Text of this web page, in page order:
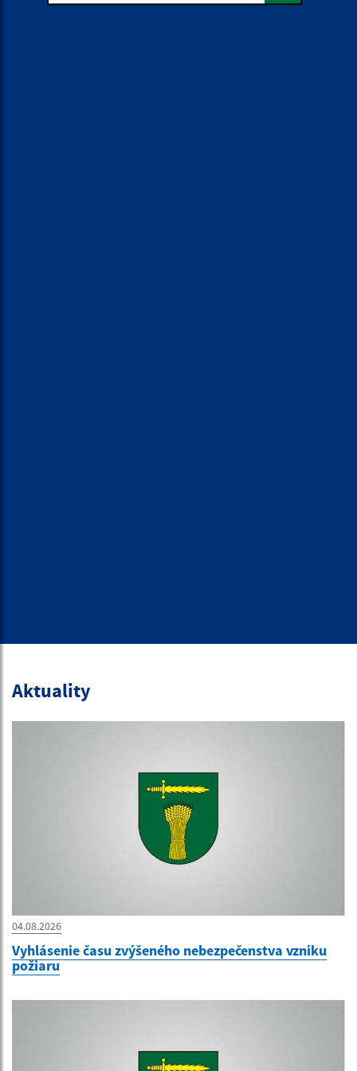
Aktuality
04.08.2026
Vyhlásenie času zvýšeného nebezpečenstva vzniku
požiaru